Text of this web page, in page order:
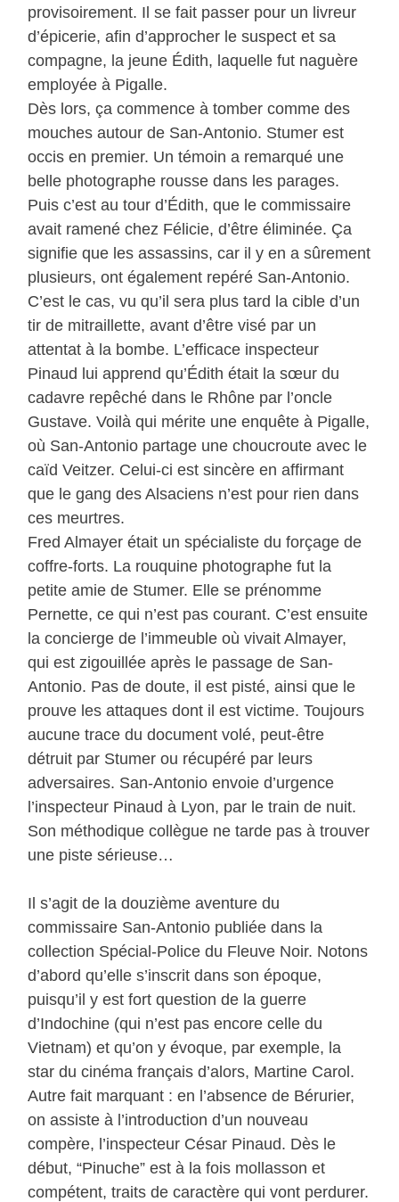
provisoirement. Il se fait passer pour un livreur
d’épicerie, afin d’approcher le suspect et sa
compagne, la jeune Édith, laquelle fut naguère
employée à Pigalle.
Dès lors, ça commence à tomber comme des
mouches autour de San-Antonio. Stumer est
occis en premier. Un témoin a remarqué une
belle photographe rousse dans les parages.
Puis c’est au tour d’Édith, que le commissaire
avait ramené chez Félicie, d’être éliminée. Ça
signifie que les assassins, car il y en a sûrement
plusieurs, ont également repéré San-Antonio.
C’est le cas, vu qu’il sera plus tard la cible d’un
tir de mitraillette, avant d’être visé par un
attentat à la bombe. L’efficace inspecteur
Pinaud lui apprend qu’Édith était la sœur du
cadavre repêché dans le Rhône par l’oncle
Gustave. Voilà qui mérite une enquête à Pigalle,
où San-Antonio partage une choucroute avec le
caïd Veitzer. Celui-ci est sincère en affirmant
que le gang des Alsaciens n’est pour rien dans
ces meurtres.
Fred Almayer était un spécialiste du forçage de
coffre-forts. La rouquine photographe fut la
petite amie de Stumer. Elle se prénomme
Pernette, ce qui n’est pas courant. C’est ensuite
la concierge de l’immeuble où vivait Almayer,
qui est zigouillée après le passage de San-
Antonio. Pas de doute, il est pisté, ainsi que le
prouve les attaques dont il est victime. Toujours
aucune trace du document volé, peut-être
détruit par Stumer ou récupéré par leurs
adversaires. San-Antonio envoie d’urgence
l’inspecteur Pinaud à Lyon, par le train de nuit.
Son méthodique collègue ne tarde pas à trouver
une piste sérieuse…
Il s’agit de la douzième aventure du
commissaire San-Antonio publiée dans la
collection Spécial-Police du Fleuve Noir. Notons
d’abord qu’elle s’inscrit dans son époque,
puisqu’il y est fort question de la guerre
d’Indochine (qui n’est pas encore celle du
Vietnam) et qu’on y évoque, par exemple, la
star du cinéma français d’alors, Martine Carol.
Autre fait marquant : en l’absence de Bérurier,
on assiste à l’introduction d’un nouveau
compère, l’inspecteur César Pinaud. Dès le
début, “Pinuche” est à la fois mollasson et
compétent, traits de caractère qui vont perdurer.